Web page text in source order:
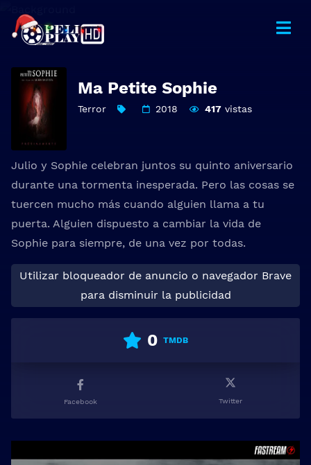
Ma Petite Sophie
Terror 2018 417vistas
Julio y Sophie celebran juntos su quinto aniversario
durante una tormenta inesperada. Pero las cosas se
tuercen mucho más cuando alguien llama a tu
puerta. Alguien dispuesto a cambiar la vida de
Sophie para siempre, de una vez por todas.
Utilizar bloqueador de anuncio o navegador Brave
para disminuir la publicidad
0 TMDB
Facebook Twitter